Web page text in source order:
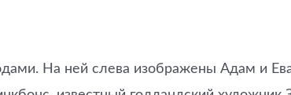
На ней слева изображены Адам и